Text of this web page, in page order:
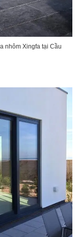
nhôm Xingfa tại Cầu